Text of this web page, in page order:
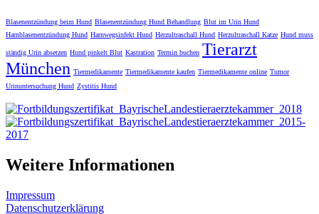
Blasenentzündung beim Hund Blasenentzündung Hund Behandlung Blut im Urin Hund
Harnblasenentzündung Hund Harnwegsinfekt Hund Herzultraschall Hund Herzultraschall Katze Hund muss
ständig Urin absetzen Hund pinkelt Blut Kastration Termin buchen Tierarzt
München Tiermedikamente Tiermedikamente kaufen Tiermedikamente online Tumor
Urinuntersuchung Hund Zystitis Hund
Weitere Informationen
Impressum
Datenschutzerklärung